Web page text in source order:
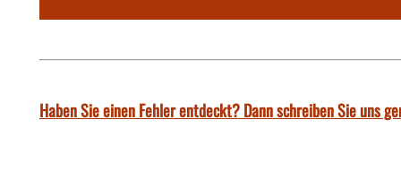
Haben Sie einen Fehler entdeckt? Dann schreiben Sie uns